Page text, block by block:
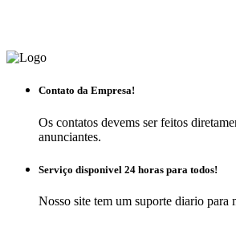
Contato da Empresa!
Os contatos devems ser feitos
anunciantes.
Serviço disponivel 24 horas para todos!
Nosso site tem um suporte diario para